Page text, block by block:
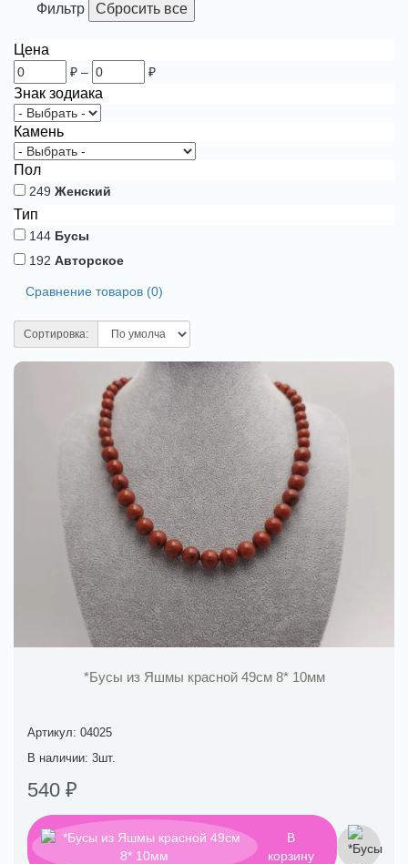
Фильтр
Цена
₽ – ₽
Знак зодиака
Камень
Пол
249 Женский
Тип
144 Бусы
192 Авторское
Сравнение товаров (0)
Сортировка:
*Бусы из Яшмы красной 49см 8* 10мм
Артикул: 04025
В наличии: 3шт.
540 ₽
В
корзину